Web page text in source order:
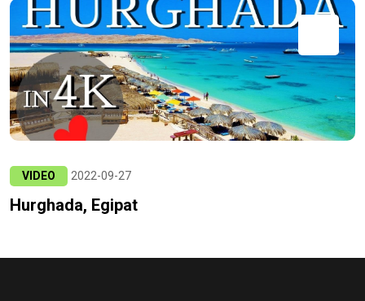
VIDEO 2022-09-27
Hurghada, Egipat